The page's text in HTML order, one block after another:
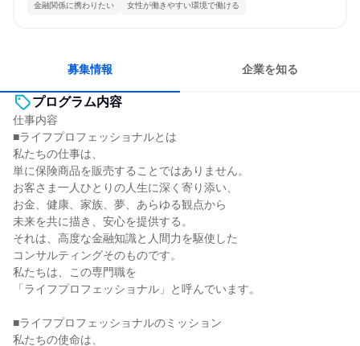
金融関係に携わりたい 女性が働きやすい環境で働ける
募集情報 企業を知る
プログラム内容
仕事内容
■ライフプロフェッショナルとは
私たちの仕事は、
単に保険商品を販売することではありません。
お客さま一人ひとりの人生に深く寄り添い、
お金、健康、家族、夢、あらゆる観点から
未来を共に描き、安心を提供する。
それは、高度な金融知識と人間力を駆使した
コンサルティングそのものです。
私たちは、この専門職を
「ライフプロフェッショナル」と呼んでいます。
■ライフプロフェッショナルのミッション
私たちの使命は、